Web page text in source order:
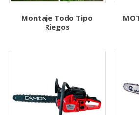
Montaje Todo Tipo
Riegos